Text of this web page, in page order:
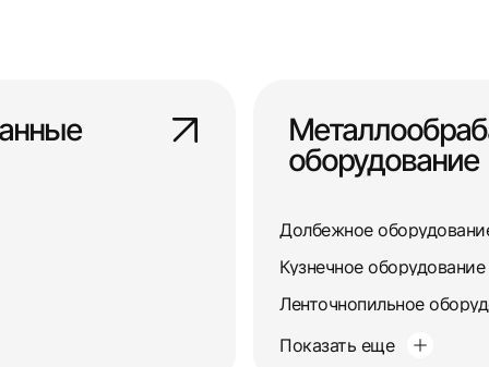
оборудование
Долбежное
Кузнечное оборудование
Ленточнопильное
Показать еще